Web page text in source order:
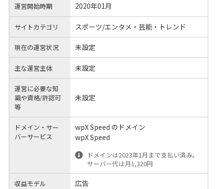
運営開始時期 2020年01月
サイトカテゴリ スポーツ/エンタメ・芸能・トレンド
現在の運営状況 未設定
主な運営主体 未設定
運営に必要な知
識や資格/許認可
等
未設定
ドメイン・サー
バーサービス
wpX Speed のドメイン
wpX Speed
ドメインは2023年1月まで支払い済み。
サーバー代は月1,320円
収益モデル 広告